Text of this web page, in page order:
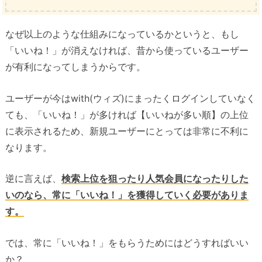
なぜ以上のような仕組みになっているかというと、もし
「いいね！」が消えなければ、昔から使っているユーザー
が有利になってしまうからです。
ユーザーが今はwith(ウィズ)にまったくログインしていなく
ても、「いいね！」が多ければ【いいねが多い順】の上位
に表示されるため、新規ユーザーにとっては非常に不利に
なります。
逆に言えば、 検索上位を狙ったり人気会員になったりした
いのなら、常に「いいね！」を獲得していく必要がありま
す。
では、常に「いいね！」をもらうためにはどうすればいい
か？